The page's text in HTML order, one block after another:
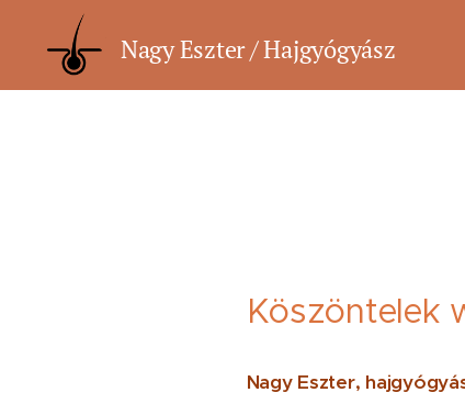
Nagy Eszter / Hajgyógyász
Köszöntelek
Nagy Eszter,